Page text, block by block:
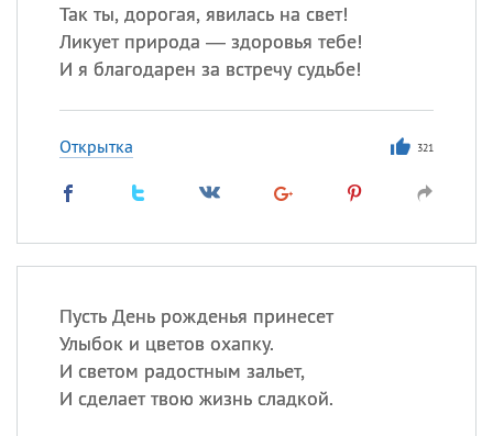
Так ты, дорогая, явилась на свет!
Ликует природа — здоровья тебе!
И я благодарен за встречу судьбе!
Открытка 321
Пусть День рожденья принесет
Улыбок и цветов охапку.
И светом радостным зальет,
И сделает твою жизнь сладкой.